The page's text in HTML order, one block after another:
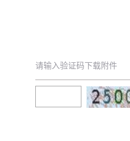
请输入验证码下载附件